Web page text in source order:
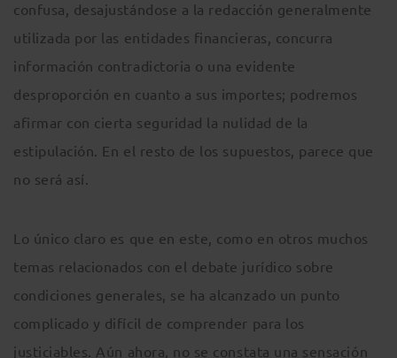
confusa, desajustándose a la redacción generalmente
utilizada por las entidades financieras, concurra
información contradictoria o una evidente
desproporción en cuanto a sus importes; podremos
afirmar con cierta seguridad la nulidad de la
estipulación. En el resto de los supuestos, parece que
no será así.
Lo único claro es que en este, como en otros muchos
temas relacionados con el debate jurídico sobre
condiciones generales, se ha alcanzado un punto
complicado y difícil de comprender para los
justiciables. Aún ahora, no se constata una sensación